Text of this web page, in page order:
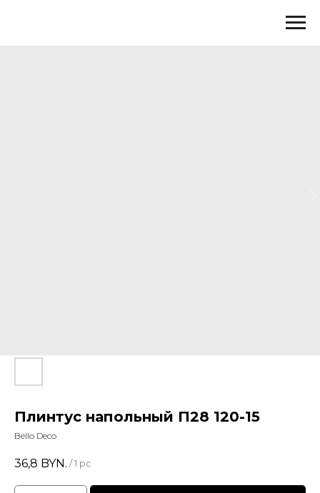
Плинтус напольный П28 120-15
Bello Deco
36,8 BYN. / 1 pc